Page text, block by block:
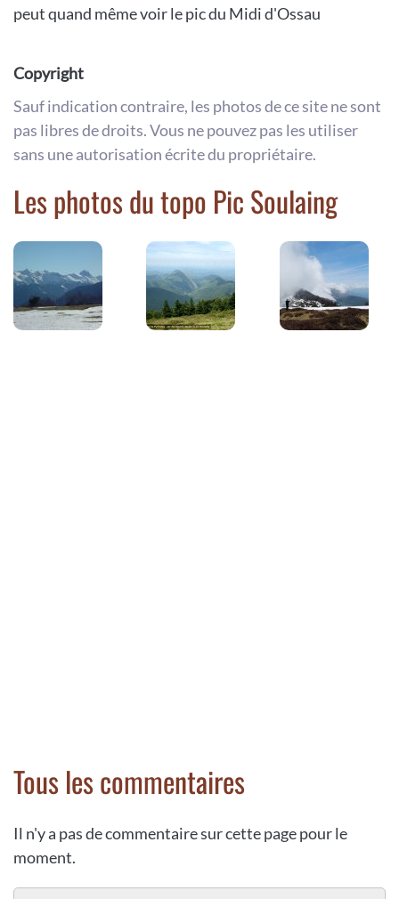
peut quand même voir le pic du Midi d'Ossau
Copyright
Sauf indication contraire, les photos de ce site ne sont
pas libres de droits. Vous ne pouvez pas les utiliser
sans une autorisation écrite du propriétaire.
Les photos du topo Pic Soulaing
Tous les commentaires
Il n'y a pas de commentaire sur cette page pour le
moment.